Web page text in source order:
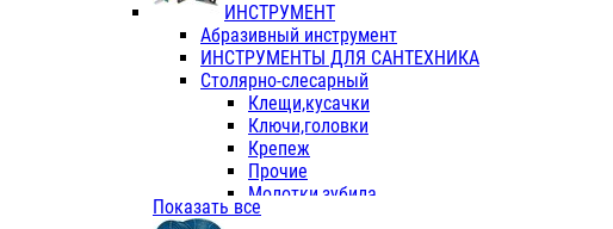
ИНСТРУМЕНТ
Абразивный инструмент
ИНСТРУМЕНТЫ ДЛЯ САНТЕХНИКА
Столярно-слесарный
Клещи,кусачки
Ключи,головки
Крепеж
Прочие
Молотки,зубила
Пассатижи,тонкогубцы,утконосы
Показать все